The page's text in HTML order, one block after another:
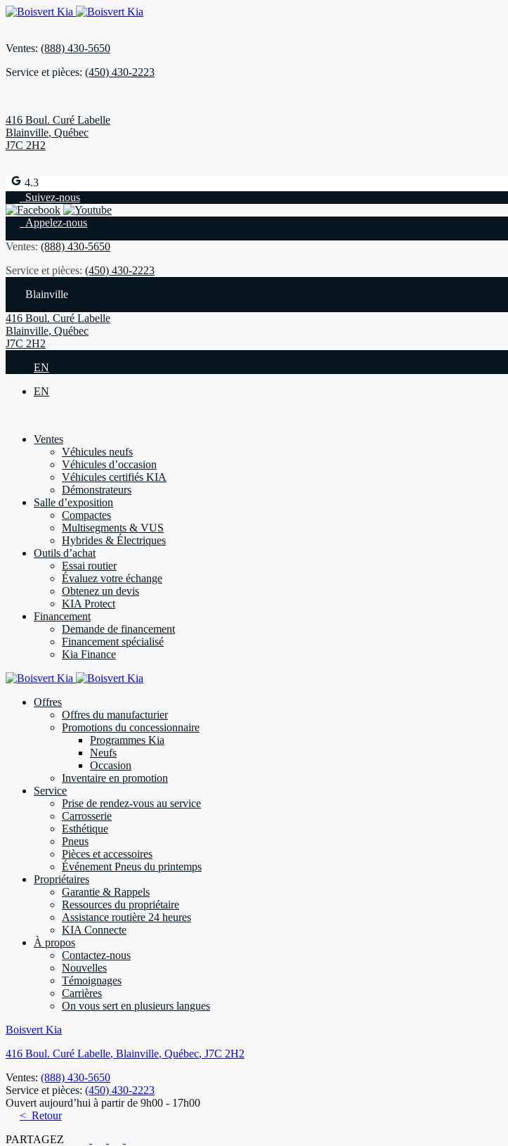
Ventes: (888) 430-5650
Service et pièces: (450) 430-2223
416 Boul. Curé Labelle
Blainville, Québec
J7C 2H2
4.3
Suivez-nous
Appelez-nous
Ventes: (888) 430-5650
Service et pièces: (450) 430-2223
Blainville
416 Boul. Curé Labelle
Blainville, Québec
J7C 2H2
EN
EN
Ventes
Véhicules neufs
Véhicules d’occasion
Véhicules certifiés KIA
Démonstrateurs
Salle d’exposition
Compactes
Multisegments & VUS
Hybrides & Électriques
Outils d’achat
Essai routier
Évaluez votre échange
Obtenez un devis
KIA Protect
Financement
Demande de financement
Financement spécialisé
Kia Finance
Offres
Offres du manufacturier
Promotions du concessionnaire
Programmes Kia
Neufs
Occasion
Inventaire en promotion
Service
Prise de rendez-vous au service
Carrosserie
Esthétique
Pneus
Pièces et accessoires
Événement Pneus du printemps
Propriétaires
Garantie & Rappels
Ressources du propriétaire
Assistance routière 24 heures
KIA Connecte
À propos
Contactez-nous
Nouvelles
Témoignages
Carrières
On vous sert en plusieurs langues
Boisvert Kia
416 Boul. Curé Labelle, Blainville, Québec, J7C 2H2
Ventes: (888) 430-5650
Service et pièces: (450) 430-2223
Ouvert aujourd’hui à partir de 9h00 - 17h00
< Retour
PARTAGEZ